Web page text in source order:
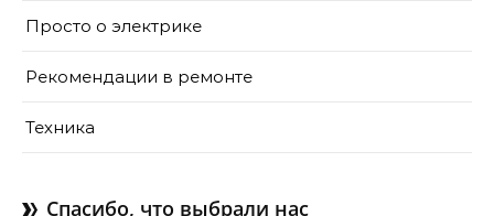
Просто о электрике
Рекомендации в ремонте
Техника
Спасибо, что выбрали нас